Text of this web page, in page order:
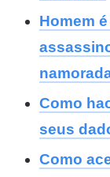
Homem
Como
seus
Como